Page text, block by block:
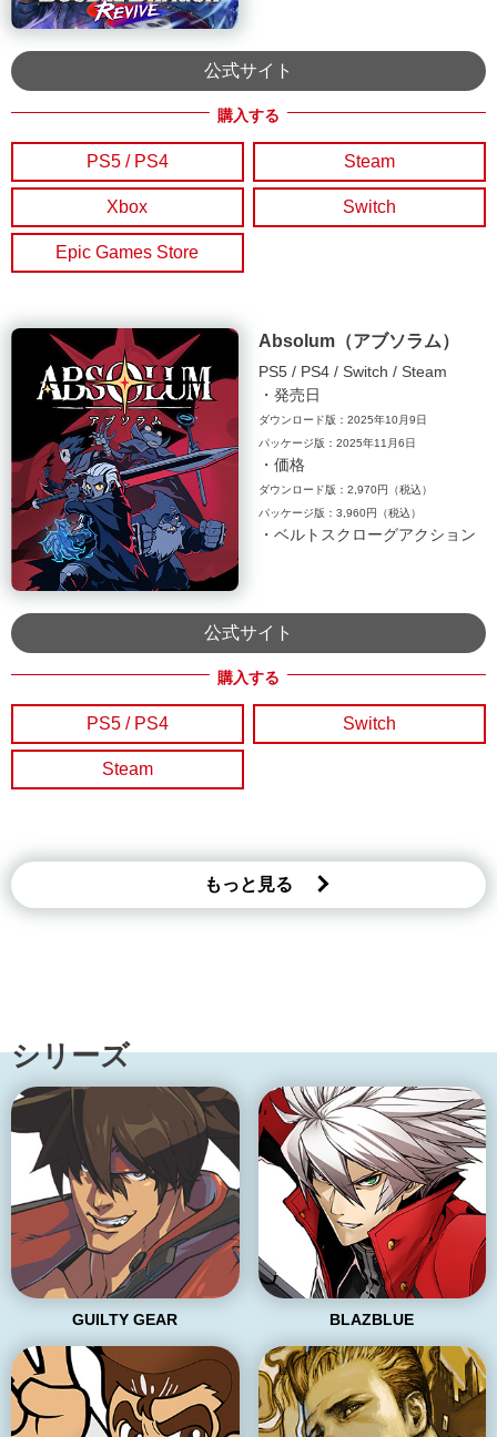
公式サイト
PS5 / PS4 Steam
Xbox Switch
Epic Games Store
Absolum（アブソラム）
PS5 PS4 Switch
Steam
・発売日
ダウンロード版：2025年10月9日
パッケージ版：2025年11月6日
・価格
ダウンロード版：2,970円（税込）
パッケージ版：3,960円（税込）
・ベルトスクローグアクション
公式サイト
PS5 / PS4 Switch
Steam
もっと見る
シリーズ
GUILTY GEAR BLAZBLUE